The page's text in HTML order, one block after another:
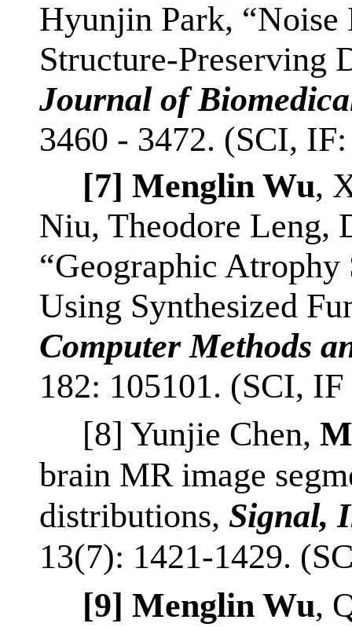
Hyunjin Park,
Structure-Preserving
Journal of
3460 - 3472. (SCI,
[7] Menglin Wu,
Niu, Theodore Leng,
“Geographic
Using Synthesized
Computer Methods
182: 105101. (SCI,
[8] Yunjie Chen,
brain MR image
distributions, Signal,
13(7): 1421-1429.
[9] Menglin Wu,